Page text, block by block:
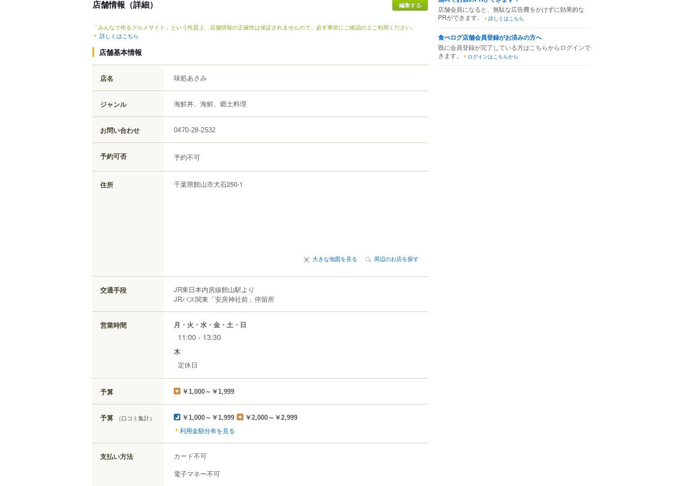
店舗情報（詳細） 編集する
「みんなで作るグルメサイト」という性質上、店舗情報の正確性は保証されませんので、必ず事前にご確認の上ご利用ください。
詳しくはこちら
店舗基本情報
店名 味処あさみ
ジャンル 海鮮丼、海鮮、郷土料理
お問い合わせ 0470-28-2532
予約可否 予約不可
住所 千葉県館山市犬石250-1
大きな地図を見る 周辺のお店を探す
交通手段
JR東日本内房線館山駅より
JRバス関東「安房神社前」停留所
営業時間 月・火・水・金・土・日
11:00 - 13:30
木
定休日
予算 ￥1,000～￥1,999
予算 （口コミ集計） ￥1,000～￥1,999 ￥2,000～￥2,999
利用金額分布を見る
支払い方法
カード不可
電子マネー不可
店舗会員になると、無駄な広告費をかけずに効果的な
PRができます。
詳しくはこちら
食べログ店舗会員登録がお済みの方へ
既に会員登録が完了している方はこちらからログインで
きます。
ログインはこちらから